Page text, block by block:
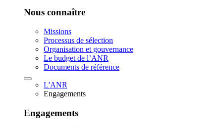
Nous connaître
Missions
Processus de sélection
Organisation et gouvernance
Le budget de l’ANR
Documents de référence
L'ANR
Engagements
Engagements